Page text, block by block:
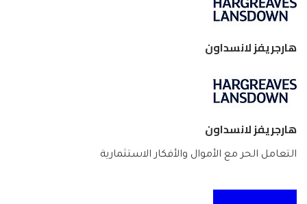
هارجريفز لانسداون
هارجريفز لانسداون
التعامل الحر مع الأموال والأفكار الاستثمارية